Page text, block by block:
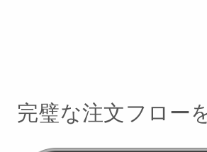
完璧な注文フロー